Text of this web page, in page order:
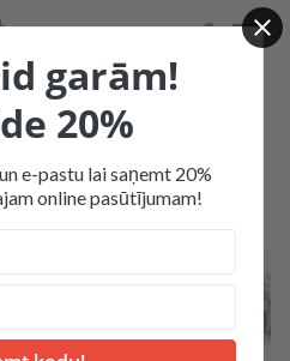
garām!
20%
e-pastu lai saņemt 20%
online pasūtījumam!